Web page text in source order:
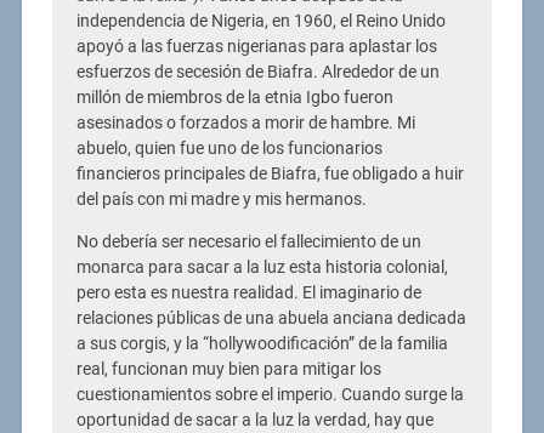
independencia de Nigeria, en 1960, el Reino Unido
apoyó a las fuerzas nigerianas para aplastar los
esfuerzos de secesión de Biafra. Alrededor de un
millón de miembros de la etnia Igbo fueron
asesinados o forzados a morir de hambre. Mi
abuelo, quien fue uno de los funcionarios
financieros principales de Biafra, fue obligado a huir
del país con mi madre y mis hermanos.
No debería ser necesario el fallecimiento de un
monarca para sacar a la luz esta historia colonial,
pero esta es nuestra realidad. El imaginario de
relaciones públicas de una abuela anciana dedicada
a sus corgis, y la “hollywoodificación” de la familia
real, funcionan muy bien para mitigar los
cuestionamientos sobre el imperio. Cuando surge la
oportunidad de sacar a la luz la verdad, hay que